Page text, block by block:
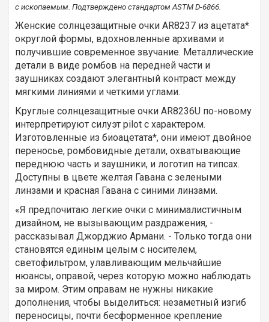
с ископаемым. Подтверждено стандартом ASTM D-6866.
Женские солнцезащитные очки AR8237 из ацетата*
округлой формы, вдохновленные архивами и
получившие современное звучание. Металлические
детали в виде ромбов на передней части и
заушниках создают элегантный контраст между
мягкими линиями и четкими углами.
Круглые солнцезащитные очки AR8236U по-новому
интерпретируют силуэт pilot с характером.
Изготовленные из биоацетата*, они имеют двойное
переносье, ромбовидные детали, охватывающие
переднюю часть и заушники, и логотип на типсах.
Доступны в цвете желтая Гавана с зелеными
линзами и красная Гавана с синими линзами.
«Я предпочитаю легкие очки с минималистичным
дизайном, не вызывающим раздражения, -
рассказывал Джорджио Армани. - Только тогда они
становятся единым целым с носителем,
светофильтром, улавливающим мельчайшие
нюансы, оправой, через которую можно наблюдать
за миром. Этим оправам не нужны никакие
дополнения, чтобы выделиться: незаметный изгиб
переносицы, почти бесформенное крепление